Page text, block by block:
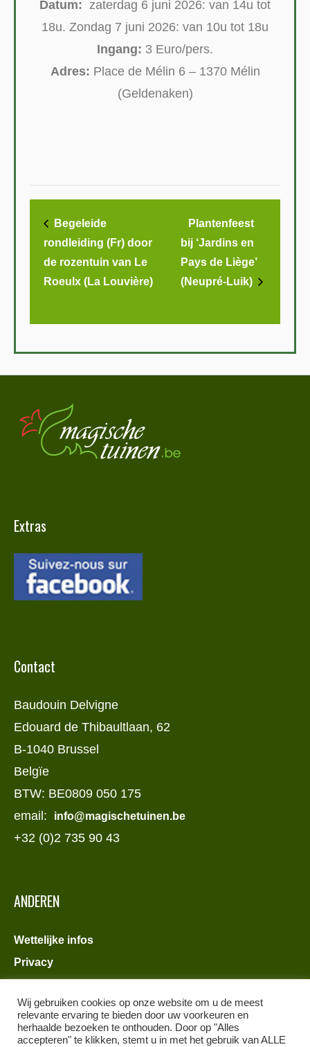
Datum: zaterdag 6 juni 2026: van 14u tot
18u. Zondag 7 juni 2026: van 10u tot 18u
Ingang: 3 Euro/pers.
Adres: Place de Mélin 6 – 1370 Mélin
(Geldenaken)
Begeleide
rondleiding (Fr) door
de rozentuin van Le
Roeulx (La Louvière)
Plantenfeest
bij ‘Jardins en
Pays de Liège’
(Neupré-Luik)
Extras
Contact
Baudouin Delvigne
Edouard de Thibaultlaan, 62
B-1040 Brussel
Belgïe
BTW: BE0809 050 175
email:
info@magischetuinen.be
+32 (0)2 735 90 43
ANDEREN
Wettelijke infos
Privacy
Wij gebruiken cookies op onze website om u de meest
relevante ervaring te bieden door uw voorkeuren en
herhaalde bezoeken te onthouden. Door op "Alles
accepteren" te klikken, stemt u in met het gebruik van ALLE